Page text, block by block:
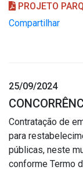
PROJETO
Compartilhar
25/09/2024
Contratação de
para
públicas, neste
conforme Termo